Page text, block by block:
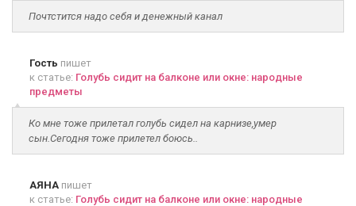
Почтстится надо себя и денежный канал
Гость пишет
к статье: Голубь сидит на балконе или окне: народные
предметы
Ко мне тоже прилетал голубь сидел на карнизе,умер
сын.Сегодня тоже прилетел боюсь..
АЯНА пишет
к статье: Голубь сидит на балконе или окне: народные